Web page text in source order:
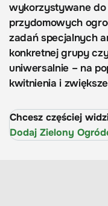
wykorzystywane do
przydomowych
zadań specjalnych
konkretnej grupy
uniwersalnie – na
kwitnienia i
Chcesz częściej
Dodaj Zielony